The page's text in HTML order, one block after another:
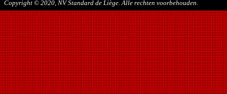
Copyright © 2020, NV Standard de Liège. Alle rechten voorbehouden.